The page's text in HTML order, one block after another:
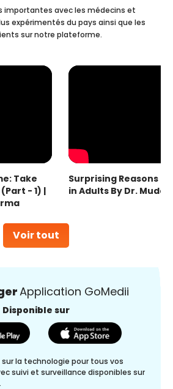
Voir tout
importantes avec les médecins et
expérimentés du pays ainsi que les
sur notre plateforme.
Take
- 1) |
Surprising Reasons
in Adults By Dr.
Application GoMedii
Disponible sur
la technologie pour tous vos
suivi et surveillance disponibles sur